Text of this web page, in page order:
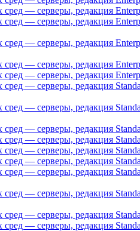
сред — серверы, редакция
сред — серверы, редакция
сред — серверы, редакция
сред — серверы, редакция
сред — серверы, редакция
сред — серверы, редакция
сред — серверы, редакция
сред — серверы, редакция
сред — серверы, редакция
сред — серверы, редакция
сред — серверы, редакция
сред — серверы, редакция
сред — серверы, редакция
сред — серверы, редакция
сред — серверы, редакция